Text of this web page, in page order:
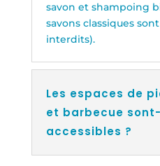
savon et shampoing
savons classiques
interdits).
Les espaces de
et barbecue
accessibles ?